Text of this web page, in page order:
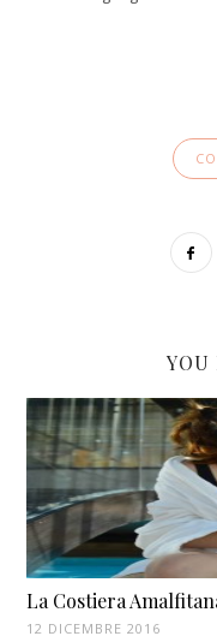
YOU
La Costiera
12 DICEMBRE 2016